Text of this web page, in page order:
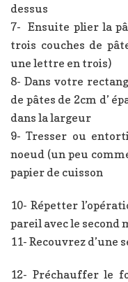
dessus
7- Ensuite plier la
trois couches de
une lettre en trois)
8- Dans votre
de pâtes de 2cm d’
dans la largeur
9- Tresser ou
noeud (un peu
papier de cuisson
10- Répetter
pareil avec le second
11- Recouvrez
12- Préchauffer le